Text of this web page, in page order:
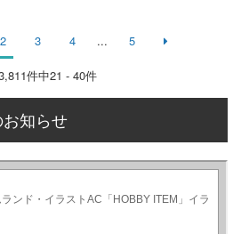
2 3 4 ... 5
件中21 - 40件
知らせ